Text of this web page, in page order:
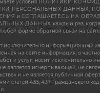
условия ПОЛИТИКИ
ПЕРСОНАЛЬНЫХ ДАННЫХ,
иСОГЛАШАЕТЕСЬ НА
ДАННЫХ каждый раз,
форме обратной связи на
исключительно информационный
на сайте информация, в
и услуг, носит исключительно
является исчерпывающей, не
и не является публичной
статей 435, 437 Гражданского